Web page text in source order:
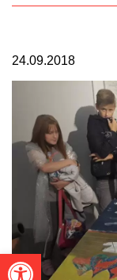
Otwórz
24.09.2018